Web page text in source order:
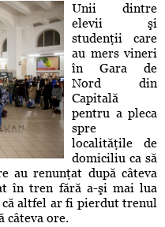
Unii dintre
elevii şi
studenţii care
au mers vineri
în Gara de
Nord din
Capitală
pentru a pleca
spre
localităţile de
domiciliu ca să
au renunţat după câteva
în tren fără a-şi mai lua
altfel ar fi pierdut trenul
câteva ore.